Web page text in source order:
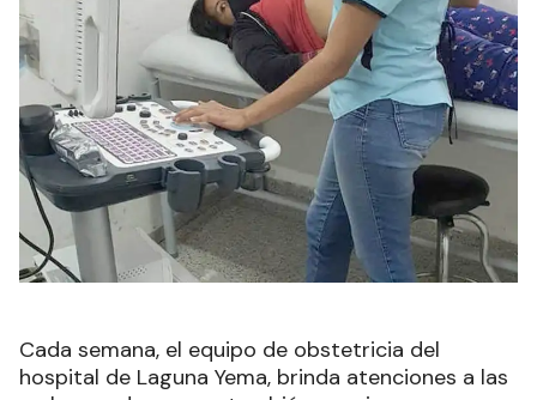
Cada semana, el equipo de obstetricia del
hospital de Laguna Yema, brinda atenciones a las